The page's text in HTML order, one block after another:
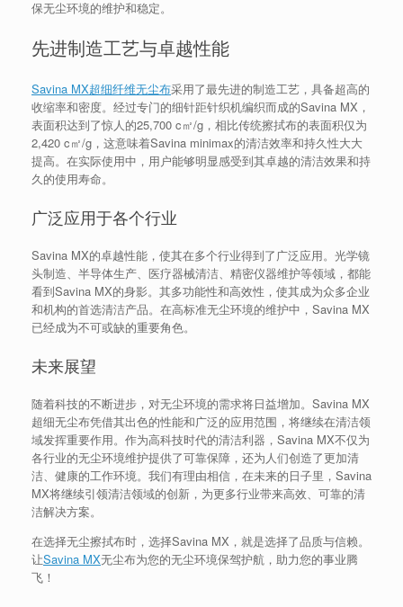
保无尘环境的维护和稳定。
先进制造工艺与卓越性能
Savina MX超细纤维无尘布采用了最先进的制造工艺，具备超高的
收缩率和密度。经过专门的细针距针织机编织而成的Savina MX，
表面积达到了惊人的25,700 c㎡/g，相比传统擦拭布的表面积仅为
2,420 c㎡/g，这意味着Savina minimax的清洁效率和持久性大大
提高。在实际使用中，用户能够明显感受到其卓越的清洁效果和持
久的使用寿命。
广泛应用于各个行业
Savina MX的卓越性能，使其在多个行业得到了广泛应用。光学镜
头制造、半导体生产、医疗器械清洁、精密仪器维护等领域，都能
看到Savina MX的身影。其多功能性和高效性，使其成为众多企业
和机构的首选清洁产品。在高标准无尘环境的维护中，Savina MX
已经成为不可或缺的重要角色。
未来展望
随着科技的不断进步，对无尘环境的需求将日益增加。Savina MX
超细无尘布凭借其出色的性能和广泛的应用范围，将继续在清洁领
域发挥重要作用。作为高科技时代的清洁利器，Savina MX不仅为
各行业的无尘环境维护提供了可靠保障，还为人们创造了更加清
洁、健康的工作环境。我们有理由相信，在未来的日子里，Savina
MX将继续引领清洁领域的创新，为更多行业带来高效、可靠的清
洁解决方案。
在选择无尘擦拭布时，选择Savina MX，就是选择了品质与信赖。
让Savina MX无尘布为您的无尘环境保驾护航，助力您的事业腾
飞！